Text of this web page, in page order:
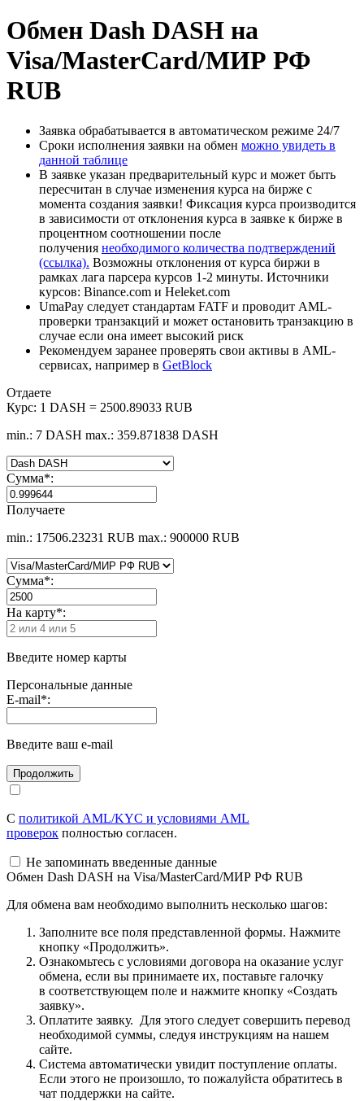
Обмен Dash DASH на
Visa/MasterCard/МИР РФ
RUB
Заявка обрабатывается в автоматическом режиме 24/7
Сроки исполнения заявки на обмен можно увидеть в
данной таблице
В заявке указан предварительный курс и может быть
пересчитан в случае изменения курса на бирже с
момента создания заявки! Фиксация курса производится
в зависимости от отклонения курса в заявке к бирже в
процентном соотношении после
получения необходимого количества подтверждений
(ссылка). Возможны отклонения от курса биржи в
рамках лага парсера курсов 1-2 минуты. Источники
курсов: Binance.com и Heleket.com
UmaPay следует стандартам FATF и проводит AML-
проверки транзакций и может остановить транзакцию в
случае если она имеет высокий риск
Рекомендуем заранее проверять свои активы в AML-
сервисах, например в GetBlock
Отдаете
Курс: 1 DASH = 2500.89033 RUB
min.: 7 DASH max.: 359.871838 DASH
Сумма*:
Получаете
min.: 17506.23231 RUB max.: 900000 RUB
Сумма*:
На карту*:
Введите номер карты
Персональные данные
E-mail*:
Введите ваш e-mail
С политикой AML/KYC и условиями AML
проверок полностью согласен.
Не запоминать введенные данные
Обмен Dash DASH на Visa/MasterCard/МИР РФ RUB
Для обмена вам необходимо выполнить несколько шагов:
Заполните все поля представленной формы. Нажмите
кнопку «Продолжить».
Ознакомьтесь с условиями договора на оказание услуг
обмена, если вы принимаете их, поставьте галочку
в соответствующем поле и нажмите кнопку «Создать
заявку».
Оплатите заявку. Для этого следует совершить перевод
необходимой суммы, следуя инструкциям на нашем
сайте.
Система автоматически увидит поступление оплаты.
Если этого не произошло, то пожалуйста обратитесь в
чат поддержки на сайте.